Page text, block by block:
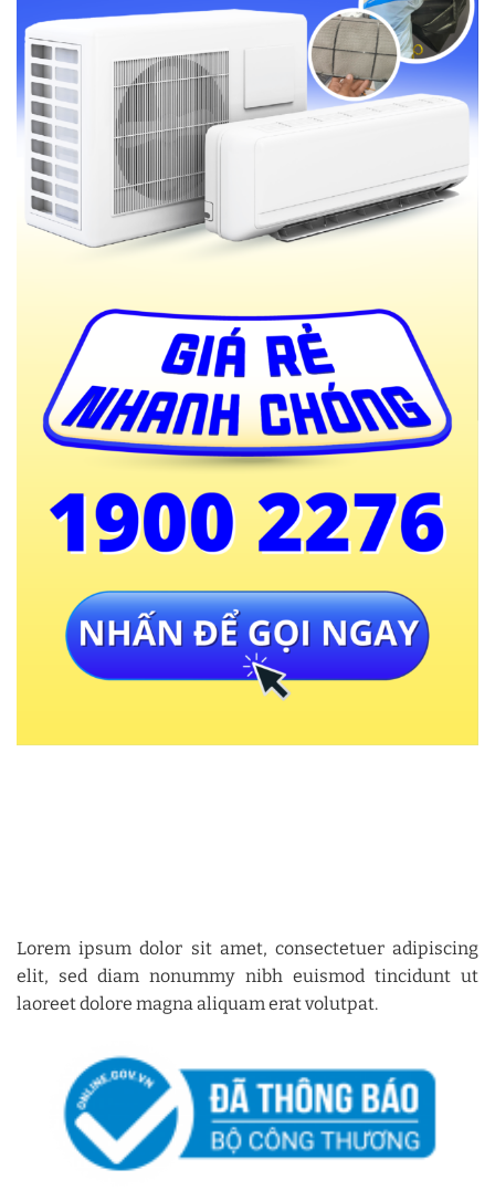
Lorem ipsum dolor sit amet, consectetuer adipiscing
elit, sed diam nonummy nibh euismod tincidunt ut
laoreet dolore magna aliquam erat volutpat.